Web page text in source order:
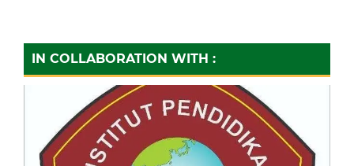
IN COLLABORATION WITH :